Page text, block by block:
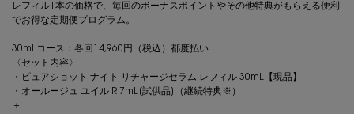
レフィル1本の価格で、毎回のボーナスポイントやその他特典がもらえる便利
でお得な定期便プログラム。
30mLコース：各回14,960円（税込）都度払い
〈セット内容〉
・ピュアショット ナイト リチャージセラム レフィル 30mL【現品】
・オールージュ ユイル R 7mL[試供品]（継続特典※）
＋